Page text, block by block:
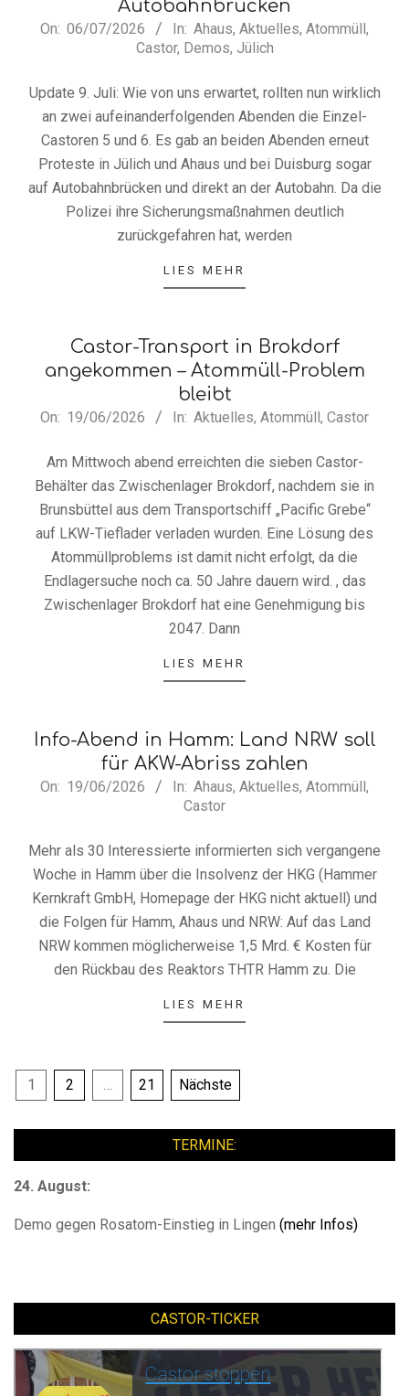
Autobahnbrücken
2026-
On: 06/07/2026 In: Ahaus, Aktuelles, Atommüll,
Castor, Demos, Jülich
Update 9. Juli: Wie von uns erwartet, rollten nun wirklich
an zwei aufeinanderfolgenden Abenden die Einzel-
Castoren 5 und 6. Es gab an beiden Abenden erneut
Proteste in Jülich und Ahaus und bei Duisburg sogar
auf Autobahnbrücken und direkt an der Autobahn. Da die
Polizei ihre Sicherungsmaßnahmen deutlich
zurückgefahren hat, werden
LIES MEHR
Castor-Transport in Brokdorf
angekommen – Atommüll-Problem
bleibt
2026-
On: 19/06/2026 In: Aktuelles, Atommüll, Castor
Am Mittwoch abend erreichten die sieben Castor-
Behälter das Zwischenlager Brokdorf, nachdem sie in
Brunsbüttel aus dem Transportschiff „Pacific Grebe“
auf LKW-Tieflader verladen wurden. Eine Lösung des
Atommüllproblems ist damit nicht erfolgt, da die
Endlagersuche noch ca. 50 Jahre dauern wird. , das
Zwischenlager Brokdorf hat eine Genehmigung bis
2047. Dann
LIES MEHR
Info-Abend in Hamm: Land NRW soll
für AKW-Abriss zahlen
2026-
On: 19/06/2026 In: Ahaus, Aktuelles, Atommüll ,
Castor
Mehr als 30 Interessierte informierten sich vergangene
Woche in Hamm über die Insolvenz der HKG (Hammer
Kernkraft GmbH, Homepage der HKG nicht aktuell) und
die Folgen für Hamm, Ahaus und NRW: Auf das Land
NRW kommen möglicherweise 1,5 Mrd. € Kosten für
den Rückbau des Reaktors THTR Hamm zu. Die
LIES MEHR
Seitennummerierung
1 2 … 21 Nächste
TERMINE:
24. August:
Demo gegen Rosatom-Einstieg in Lingen (mehr Infos)
CASTOR-TICKER